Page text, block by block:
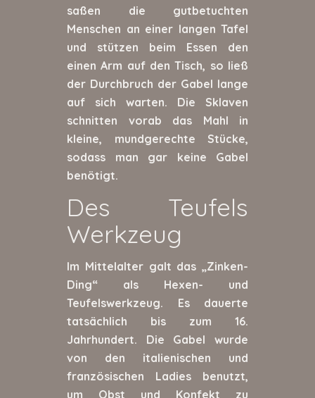
saßen die gutbetuchten
Menschen an einer langen Tafel
und stützen beim Essen den
einen Arm auf den Tisch, so ließ
der Durchbruch der Gabel lange
auf sich warten. Die Sklaven
schnitten vorab das Mahl in
kleine, mundgerechte Stücke,
sodass man gar keine Gabel
benötigt.
Des Teufels
Werkzeug
Im Mittelalter galt das „Zinken-
Ding“ als Hexen- und
Teufelswerkzeug. Es dauerte
tatsächlich bis zum 16.
Jahrhundert. Die Gabel wurde
von den italienischen und
französischen Ladies benutzt,
um Obst und Konfekt zu